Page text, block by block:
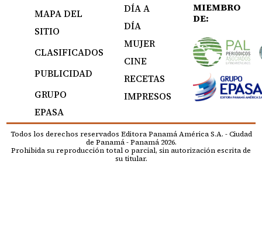
MAPA DEL
SITIO
CLASIFICADOS
PUBLICIDAD
GRUPO
EPASA
DÍA A
DÍA
MUJER
CINE
RECETAS
IMPRESOS
MIEMBRO
DE:
Todos los derechos reservados Editora Panamá América S.A. - Ciudad
de Panamá - Panamá 2026.
Prohibida su reproducción total o parcial, sin autorización escrita de
su titular.